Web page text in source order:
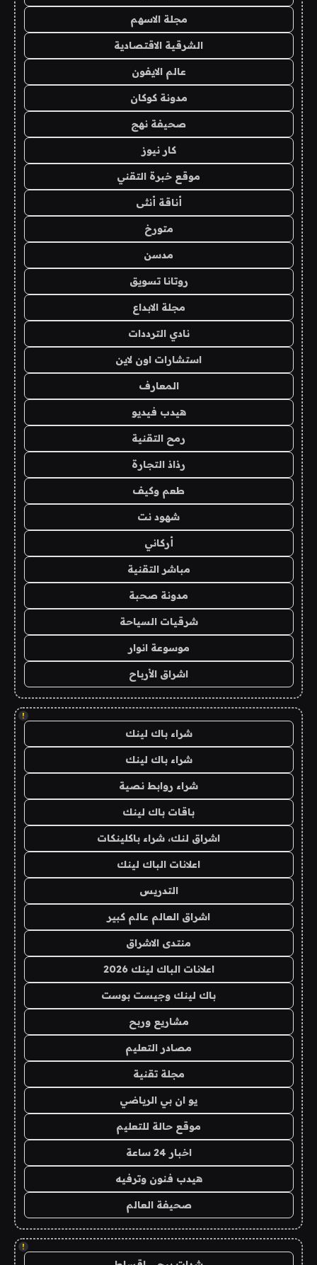
مجلة الاسهم
الشرقية الاقتصادية
عالم الايفون
مدونة كوكان
صحيفة نهج
كار نيوز
موقع خبرة التقني
أناقة أنثى
متورخ
مدسن
روتانا تسويق
مجلة الابداع
نادي الترددات
استشارات اون لاين
المعارف
هيدب فيديو
رمح التقنية
رذاذ التجارة
طعم وكيف
شهود نت
أركاني
مباشر التقنية
مدونة صحبة
شرقيات السياحة
موسوعة انوار
اشراق الأرباح
!
شراء باك لينك
شراء باك لينك
شراء روابط نصية
باقات باك لينك
اشراق لنك، شراء باكلينكات
اعلانات الباك لينك
التدريس
اشراق العالم عالم كبير
منتدى الاشراق
اعلانات الباك لينك 2026
باك لينك وجيست بوست
مشاريع وربح
مصادر التعليم
مجلة تقنية
يو ان بي الرياضي
موقع حالة للتعليم
اخبار 24 ساعة
هيدب فنون وترفيه
صحيفة العالم
!